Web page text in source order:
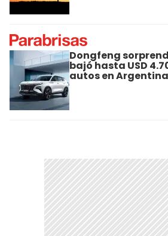
Dongfeng
bajó hasta USD
autos en Argentina